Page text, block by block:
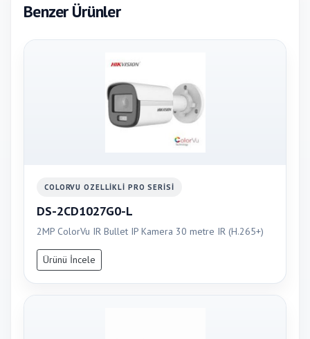
Benzer Ürünler
COLORVU OZELLIKLI PRO SERISI
DS-2CD1027G0-L
2MP ColorVu IR Bullet IP Kamera 30 metre IR (H.265+)
Ürünü İncele